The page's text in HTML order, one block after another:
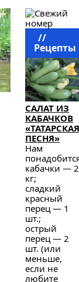
//
Рецепты
САЛАТ ИЗ
КАБАЧКОВ
«ТАТАРСКАЯ
ПЕСНЯ»
Нам
кабачки — 2
кг;
сладкий
красный
перец — 1
шт.;
острый
перец — 2
шт. (или
меньше,
если не
любите